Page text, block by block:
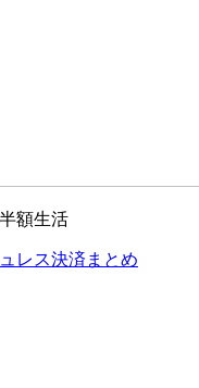
額生活
レス決済まとめ